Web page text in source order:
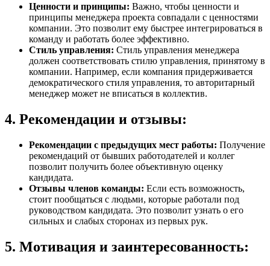
Ценности и принципы: Важно, чтобы ценности и
принципы менеджера проекта совпадали с ценностями
компании. Это позволит ему быстрее интегрироваться в
команду и работать более эффективно.
Стиль управления: Стиль управления менеджера
должен соответствовать стилю управления, принятому в
компании. Например, если компания придерживается
демократического стиля управления, то авторитарный
менеджер может не вписаться в коллектив.
4. Рекомендации и отзывы:
Рекомендации с предыдущих мест работы: Получение
рекомендаций от бывших работодателей и коллег
позволит получить более объективную оценку
кандидата.
Отзывы членов команды: Если есть возможность,
стоит пообщаться с людьми, которые работали под
руководством кандидата. Это позволит узнать о его
сильных и слабых сторонах из первых рук.
5. Мотивация и заинтересованность: